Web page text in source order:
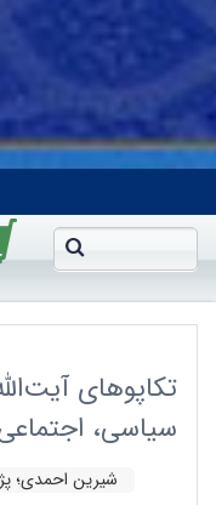
تکاپوهای
سیاسی،
شیرین احمدی؛